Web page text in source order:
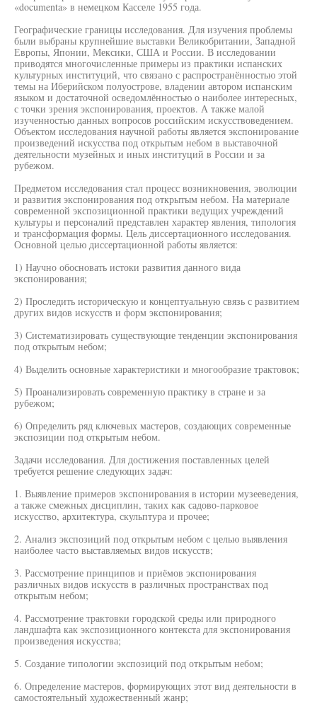
«documenta» в немецком Касселе 1955 года.
Географические границы исследования. Для изучения проблемы
были выбраны крупнейшие выставки Великобритании, Западной
Европы, Японии, Мексики, США и России. В исследовании
приводятся многочисленные примеры из практики испанских
культурных институций, что связано с распространённостью этой
темы на Иберийском полуострове, владении автором испанским
языком и достаточной осведомлённостью о наиболее интересных,
с точки зрения экспонирования, проектов. А также малой
изученностью данных вопросов российским искусствоведением.
Объектом исследования научной работы является экспонирование
произведений искусства под открытым небом в выставочной
деятельности музейных и иных институций в России и за
рубежом.
Предметом исследования стал процесс возникновения, эволюции
и развития экспонирования под открытым небом. На материале
современной экспозиционной практики ведущих учреждений
культуры и персоналий представлен характер явления, типология
и трансформация формы. Цель диссертационного исследования.
Основной целью диссертационной работы является:
1) Научно обосновать истоки развития данного вида
экспонирования;
2) Проследить историческую и концептуальную связь с развитием
других видов искусств и форм экспонирования;
3) Систематизировать существующие тенденции экспонирования
под открытым небом;
4) Выделить основные характеристики и многообразие трактовок;
5) Проанализировать современную практику в стране и за
рубежом;
6) Определить ряд ключевых мастеров, создающих современные
экспозиции под открытым небом.
Задачи исследования. Для достижения поставленных целей
требуется решение следующих задач:
1. Выявление примеров экспонирования в истории музееведения,
а также смежных дисциплин, таких как садово-парковое
искусство, архитектура, скульптура и прочее;
2. Анализ экспозиций под открытым небом с целью выявления
наиболее часто выставляемых видов искусств;
3. Рассмотрение принципов и приёмов экспонирования
различных видов искусств в различных пространствах под
открытым небом;
4. Рассмотрение трактовки городской среды или природного
ландшафта как экспозиционного контекста для экспонирования
произведения искусства;
5. Создание типологии экспозиций под открытым небом;
6. Определение мастеров, формирующих этот вид деятельности в
самостоятельный художественный жанр;